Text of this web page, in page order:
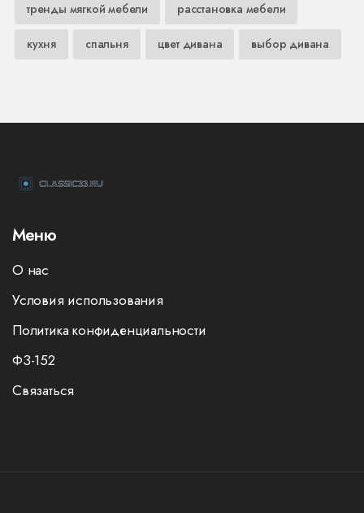
тренды мягкой мебели расстановка мебели
кухня спальня цвет дивана выбор дивана
Меню
О нас
Условия использования
Политика конфиденциальности
ФЗ-152
Связаться